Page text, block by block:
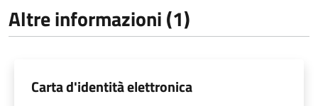
Altre informazioni (1)
Carta d'identità elettronica